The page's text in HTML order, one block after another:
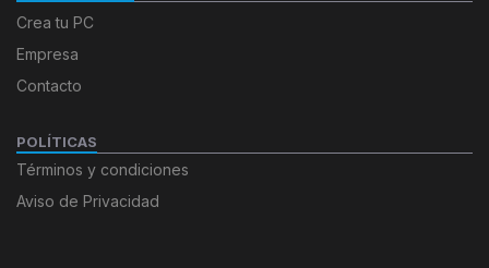
Crea tu PC
Empresa
Contacto
POLÍTICAS
Términos y condiciones
Aviso de Privacidad